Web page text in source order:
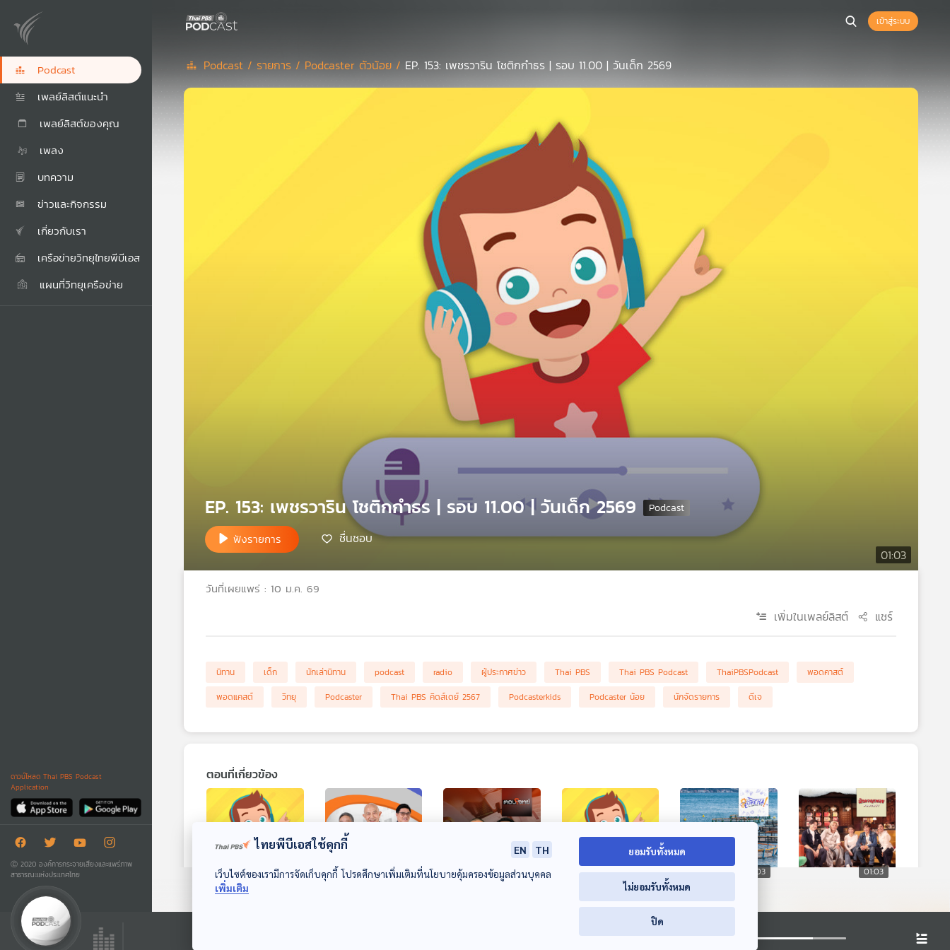
Podcast
เพลย์ลิสต์แนะนำ
เพลย์ลิสต์ของคุณ
เพลง
บทความ
ข่าวและกิจกรรม
เกี่ยวกับเรา
เครือข่ายวิทยุไทยพีบีเอส
แผนที่วิทยุเครือข่าย
ดาวน์โหลด Thai PBS Podcast
Application
Ⓒ 2020 องค์การกระจายเสียงและแพร่ภาพ
สาธารณะแห่งประเทศไทย
เข้าสู่ระบบ
Podcast / รายการ / Podcaster ตัวน้อย / EP. 153: เพชรวาริน โชติกกำธร | รอบ 11.00 | วันเด็ก 2569
01:03
EP. 153: เพชรวาริน โชติกกำธร | รอบ 11.00 | วันเด็ก 2569
ฟังรายการ ชื่นชอบ
วันที่เผยแพร่ : 10 ม.ค. 69
เพิ่มในเพลย์ลิสต์ แชร์
นิทาน เด็ก นักเล่านิทาน podcast radio ผู้ประกาศข่าว Thai PBS Thai PBS Podcast ThaiPBSPodcast
พอดคาสต์
พอดแคสต์
วิทยุ Podcaster Thai PBS คิดส์เดย์ 2567 Podcasterkids Podcaster น้อย นักจัดรายการ ดีเจ
ตอนที่เกี่ยวข้อง
01:03 01:03 01:03 01:03
EP. 123: ชยน สืบราช
เด็ก 2569
Podcaster ตัวน้อย
01:03
EP. 9: ระบบการเลี้ยง
สัตว์น้ำแบบน้ำไหล
เวียน
Eureka ท่องโลก
01:03
กับการผ่านโรคร้าย
และมิตรภาพจาก
นักผจญเพลง Podcast
00:00:00
ไทยพีบีเอสใช้คุกกี้ EN
TH
เว็บไซต์ของเรามีการจัดเก็บคุกกี้ โปรดศึกษาเพิ่มเติมที่นโยบายคุ้มครองข้อมูลส่วนบุคคล
เพิ่มเติม
ยอมรับทั้งหมด
ไม่ยอมรับทั้งหมด
ปิด